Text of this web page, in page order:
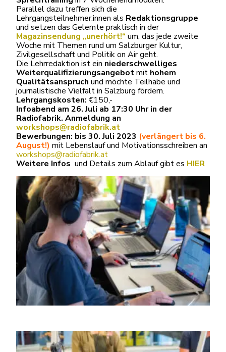
Parallel dazu treffen sich die
Lehrgangsteilnehmer:innen als Redaktionsgruppe
und setzen das Gelernte praktisch in der
Magazinsendung „unerhört!“ um, das jede zweite
Woche mit Themen rund um Salzburger Kultur,
Zivilgesellschaft und Politik on Air geht.
Die Lehrredaktion ist ein niederschwelliges
Weiterqualifizierungsangebotmit hohem
Qualitätsanspruch und möchte Teilhabe und
journalistische Vielfalt in Salzburg fördern.
Lehrgangskosten: €150,-
Infoabend am 26. Juli ab 17:30 Uhr in der
Radiofabrik. Anmeldung an
workshops@radiofabrik.at
Bewerbungen: bis 30. Juli 2023 (verlängert bis 6.
August!) mit Lebenslauf und Motivationsschreiben an
workshops@radiofabrik.at
Weitere Infos und Details zum Ablauf gibt es HIER